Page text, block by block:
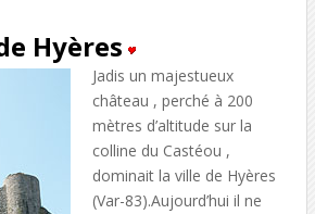
Hyères
Jadis un majestueux
château , perché à 200
mètres d’altitude sur la
colline du Castéou ,
dominait la ville de Hyères
(Var-83).Aujourd’hui il ne